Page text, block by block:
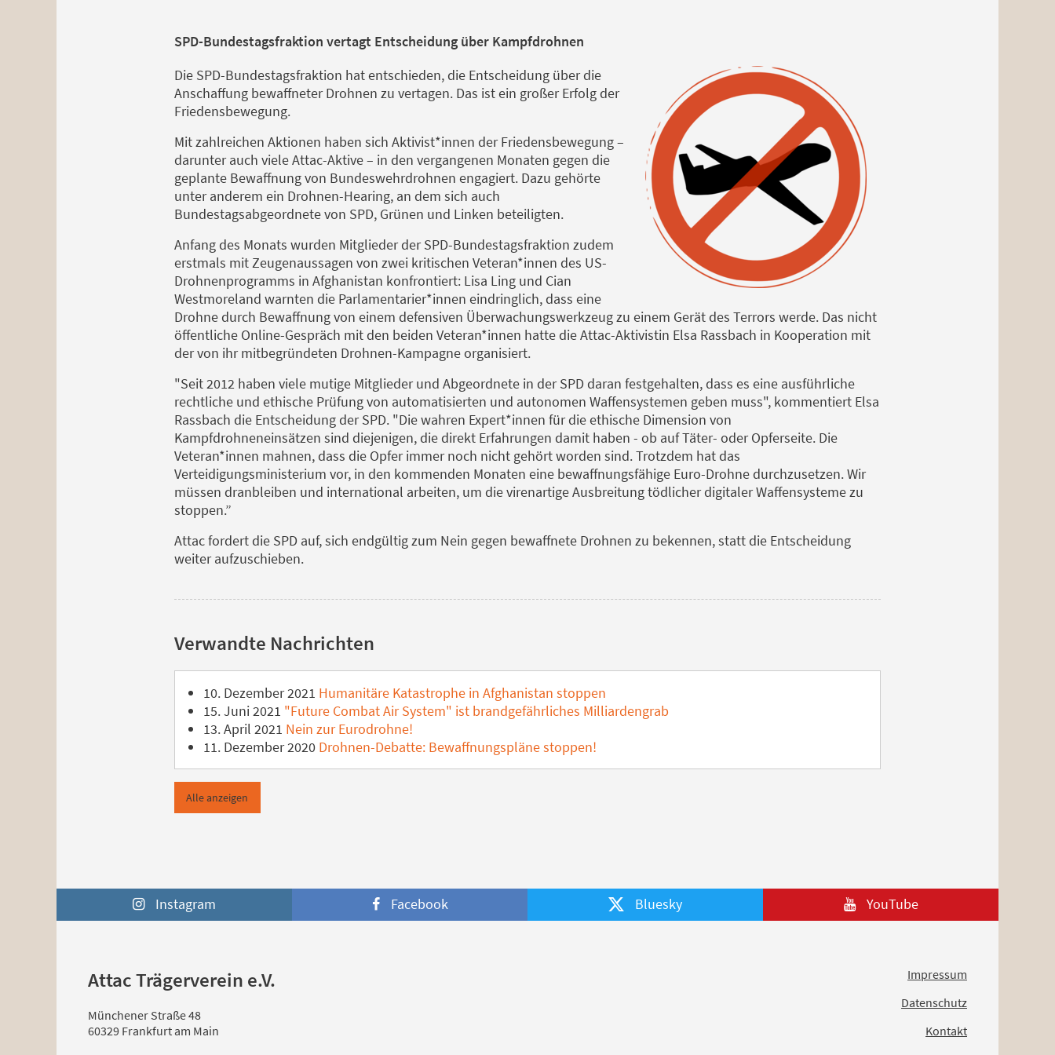
SPD-Bundestagsfraktion vertagt Entscheidung über Kampfdrohnen
Die SPD-Bundestagsfraktion hat entschieden, die Entscheidung über die
Anschaffung bewaffneter Drohnen zu vertagen. Das ist ein großer Erfolg der
Friedensbewegung.
Mit zahlreichen Aktionen haben sich Aktivist*innen der Friedensbewegung –
darunter auch viele Attac-Aktive – in den vergangenen Monaten gegen die
geplante Bewaffnung von Bundeswehrdrohnen engagiert. Dazu gehörte
unter anderem ein Drohnen-Hearing, an dem sich auch
Bundestagsabgeordnete von SPD, Grünen und Linken beteiligten.
Anfang des Monats wurden Mitglieder der SPD-Bundestagsfraktion zudem
erstmals mit Zeugenaussagen von zwei kritischen Veteran*innen des US-
Drohnenprogramms in Afghanistan konfrontiert: Lisa Ling und Cian
Westmoreland warnten die Parlamentarier*innen eindringlich, dass eine
Drohne durch Bewaffnung von einem defensiven Überwachungswerkzeug zu einem Gerät des Terrors werde. Das nicht
öffentliche Online-Gespräch mit den beiden Veteran*innen hatte die Attac-Aktivistin Elsa Rassbach in Kooperation mit
der von ihr mitbegründeten Drohnen-Kampagne organisiert.
"Seit 2012 haben viele mutige Mitglieder und Abgeordnete in der SPD daran festgehalten, dass es eine ausführliche
rechtliche und ethische Prüfung von automatisierten und autonomen Waffensystemen geben muss", kommentiert Elsa
Rassbach die Entscheidung der SPD. "Die wahren Expert*innen für die ethische Dimension von
Kampfdrohneneinsätzen sind diejenigen, die direkt Erfahrungen damit haben - ob auf Täter- oder Opferseite. Die
Veteran*innen mahnen, dass die Opfer immer noch nicht gehört worden sind. Trotzdem hat das
Verteidigungsministerium vor, in den kommenden Monaten eine bewaffnungsfähige Euro-Drohne durchzusetzen. Wir
müssen dranbleiben und international arbeiten, um die virenartige Ausbreitung tödlicher digitaler Waffensysteme zu
stoppen.”
Attac fordert die SPD auf, sich endgültig zum Nein gegen bewaffnete Drohnen zu bekennen, statt die Entscheidung
weiter aufzuschieben.
Verwandte Nachrichten
10. Dezember 2021 Humanitäre Katastrophe in Afghanistan stoppen
15. Juni 2021 "Future Combat Air System" ist brandgefährliches Milliardengrab
13. April 2021 Nein zur Eurodrohne!
11. Dezember 2020 Drohnen-Debatte: Bewaffnungspläne stoppen!
Alle anzeigen
Instagram Facebook Bluesky YouTube
Attac Trägerverein e.V.
Münchener Straße 48
60329 Frankfurt am Main
Impressum
Datenschutz
Kontakt